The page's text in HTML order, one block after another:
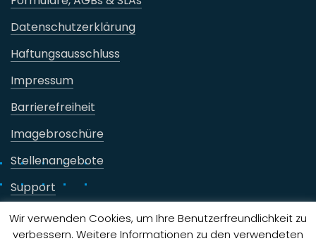
Datenschutzerklärung
Haftungsausschluss
Impressum
Barrierefreiheit
Imagebroschüre
Stellenangebote
Support
Vertrag hier kündigen
Wir verwenden Cookies, um Ihre Benutzerfreundlichkeit zu
verbessern. Weitere Informationen zu den verwendeten